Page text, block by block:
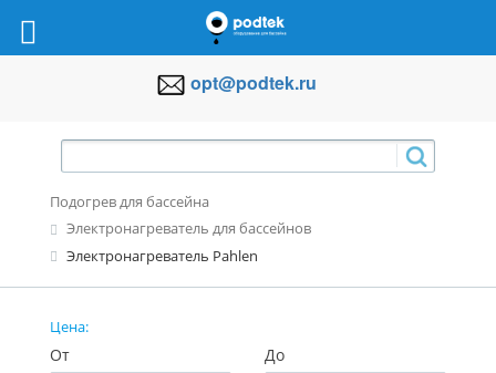
opt@podtek.ru
Подогрев для бассейна
Электронагреватель для бассейнов
Электронагреватель Pahlen
Цена:
От До